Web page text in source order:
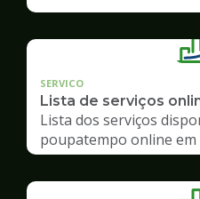
SERVICO
Lista de serviços
Lista dos serviços
poupatempo online em